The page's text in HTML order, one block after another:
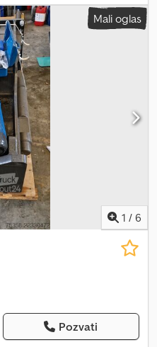
Mali oglas
1 / 6
Pozvati